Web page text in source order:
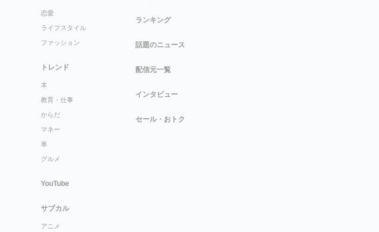
恋愛
ライフスタイル
ファッション
トレンド
本
教育・仕事
からだ
マネー
車
グルメ
YouTube
サブカル
アニメ
ランキング
話題のニュース
配信元一覧
インタビュー
セール・おトク